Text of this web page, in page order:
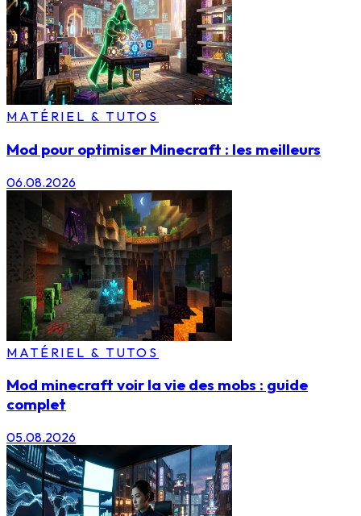
MATÉRIEL & TUTOS
Mod pour optimiser Minecraft : les meilleurs
06.08.2026
MATÉRIEL & TUTOS
Mod minecraft voir la vie des mobs : guide
complet
05.08.2026